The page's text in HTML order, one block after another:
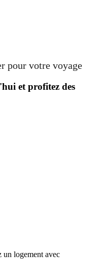
pour votre voyage
et profitez des
un logement avec